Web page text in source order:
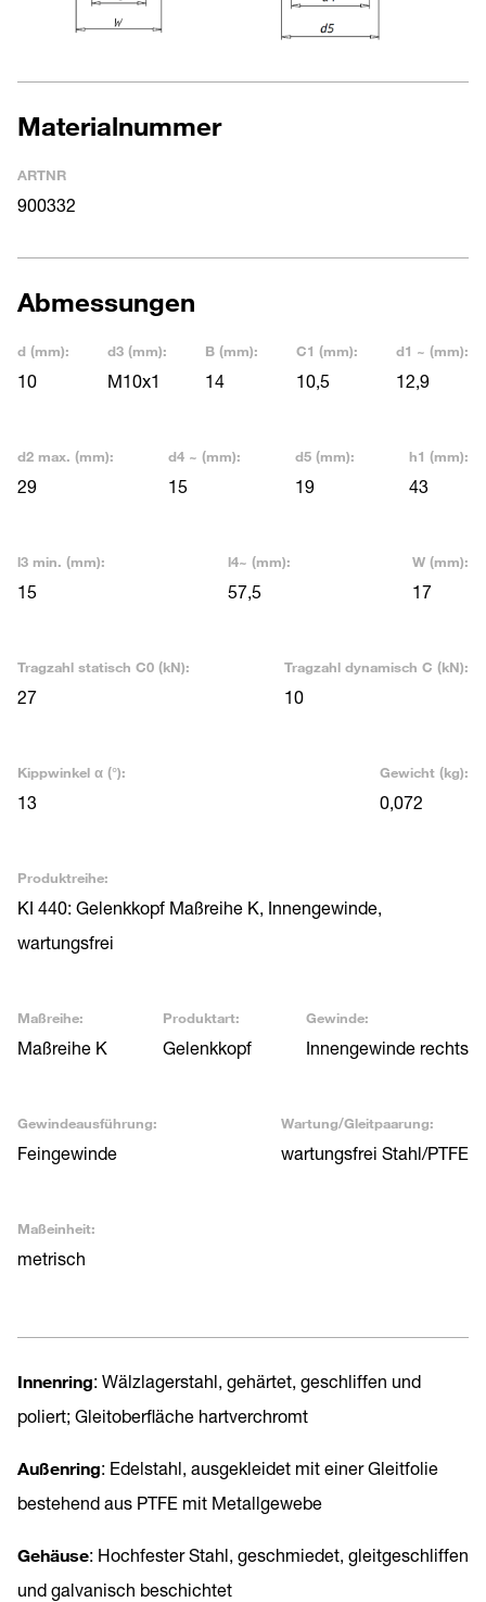
Materialnummer
ARTNR
900332
Abmessungen
d (mm):
10
d3 (mm):
M10x1
B (mm):
14
C1 (mm):
10,5
d1 ~ (mm):
12,9
d2 max. (mm):
29
d4 ~ (mm):
15
d5 (mm):
19
h1 (mm):
43
l3 min. (mm):
15
l4~ (mm):
57,5
W (mm):
17
Tragzahl statisch C0 (kN):
27
Tragzahl dynamisch C (kN):
10
Kippwinkel α (°):
13
Gewicht (kg):
0,072
Produktreihe:
KI 440: Gelenkkopf Maßreihe K, Innengewinde,
wartungsfrei
Maßreihe:
Maßreihe K
Produktart:
Gelenkkopf
Gewinde:
Innengewinde rechts
Gewindeausführung:
Feingewinde
Wartung/Gleitpaarung:
wartungsfrei Stahl/PTFE
Maßeinheit:
metrisch
Innenring: Wälzlagerstahl, gehärtet, geschliffen und
poliert; Gleitoberfläche hartverchromt
Außenring: Edelstahl, ausgekleidet mit einer Gleitfolie
bestehend aus PTFE mit Metallgewebe
Gehäuse: Hochfester Stahl, geschmiedet, gleitgeschliffen
und galvanisch beschichtet